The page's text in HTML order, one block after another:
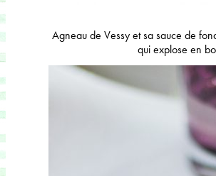
Agneau de Vessy et sa sauce de
qui explose en